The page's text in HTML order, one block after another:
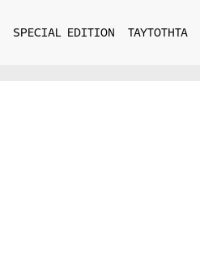
SPECIAL EDITION ΤΑΥΤΟΤΗΤΑ